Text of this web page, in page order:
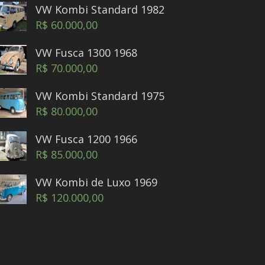
VW Kombi Standard 1982
R$ 60.000,00
VW Fusca 1300 1968
R$ 70.000,00
VW Kombi Standard 1975
R$ 80.000,00
VW Fusca 1200 1966
R$ 85.000,00
VW Kombi de Luxo 1969
R$ 120.000,00